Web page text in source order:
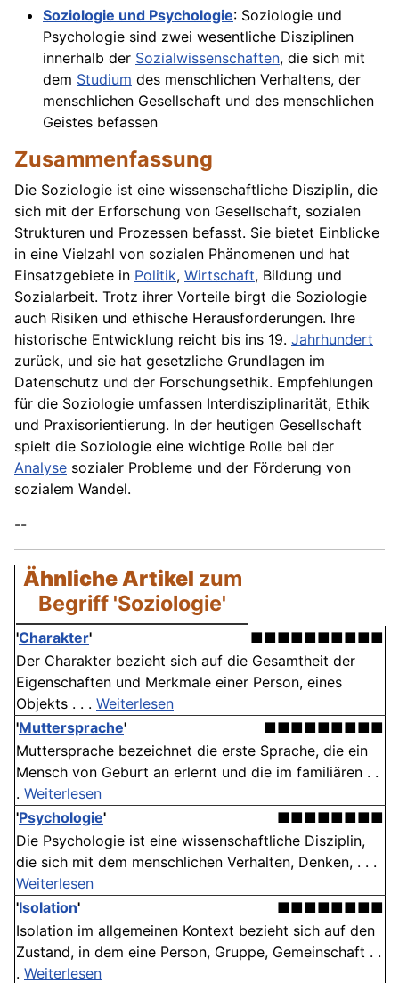
Soziologie und Psychologie: Soziologie und
Psychologie sind zwei wesentliche Disziplinen
innerhalb der Sozialwissenschaften, die sich mit
dem Studium des menschlichen Verhaltens, der
menschlichen Gesellschaft und des menschlichen
Geistes befassen
Zusammenfassung
Die Soziologie ist eine wissenschaftliche Disziplin, die
sich mit der Erforschung von Gesellschaft, sozialen
Strukturen und Prozessen befasst. Sie bietet Einblicke
in eine Vielzahl von sozialen Phänomenen und hat
Einsatzgebiete in Politik, Wirtschaft, Bildung und
Sozialarbeit. Trotz ihrer Vorteile birgt die Soziologie
auch Risiken und ethische Herausforderungen. Ihre
historische Entwicklung reicht bis ins 19. Jahrhundert
zurück, und sie hat gesetzliche Grundlagen im
Datenschutz und der Forschungsethik. Empfehlungen
für die Soziologie umfassen Interdisziplinarität, Ethik
und Praxisorientierung. In der heutigen Gesellschaft
spielt die Soziologie eine wichtige Rolle bei der
Analyse sozialer Probleme und der Förderung von
sozialem Wandel.
--
Ähnliche Artikel zum
Begriff 'Soziologie'
'Charakter'
■■■■■■■■■■
Der Charakter bezieht sich auf die Gesamtheit der
Eigenschaften und Merkmale einer Person, eines
Objekts . . . Weiterlesen
'Muttersprache'
■■■■■■■■■
Muttersprache bezeichnet die erste Sprache, die ein
Mensch von Geburt an erlernt und die im familiären . .
. Weiterlesen
'Psychologie'
■■■■■■■■
Die Psychologie ist eine wissenschaftliche Disziplin,
die sich mit dem menschlichen Verhalten, Denken, . . .
Weiterlesen
'Isolation'
■■■■■■■■
Isolation im allgemeinen Kontext bezieht sich auf den
Zustand, in dem eine Person, Gruppe, Gemeinschaft . .
. Weiterlesen